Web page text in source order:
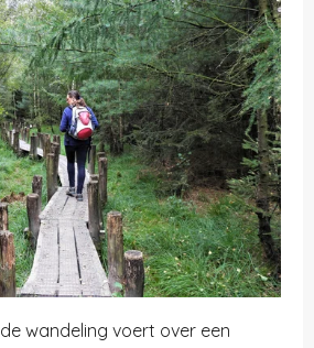
wandeling voert over een